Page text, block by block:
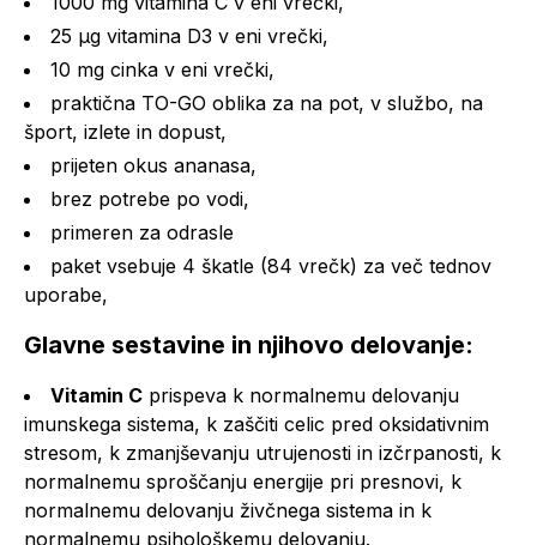
25 µg vitamina D3 v eni vrečki,
10 mg cinka v eni vrečki,
praktična TO-GO oblika za na pot, v službo, na
šport, izlete in dopust,
prijeten okus ananasa,
brez potrebe po vodi,
primeren za odrasle
paket vsebuje 4 škatle (84 vrečk) za več tednov
uporabe,
Glavne sestavine in njihovo delovanje:
Vitamin C prispeva k normalnemu delovanju
imunskega sistema, k zaščiti celic pred oksidativnim
stresom, k zmanjševanju utrujenosti in izčrpanosti, k
normalnemu sproščanju energije pri presnovi, k
normalnemu delovanju živčnega sistema in k
normalnemu psihološkemu delovanju.